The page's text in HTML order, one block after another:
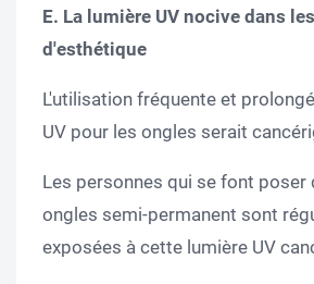
E. La lumière UV nocive dans
d'esthétique
L'utilisation fréquente et
UV pour les ongles serait
Les personnes qui se font poser
ongles semi-permanent sont
exposées à cette lumière UV